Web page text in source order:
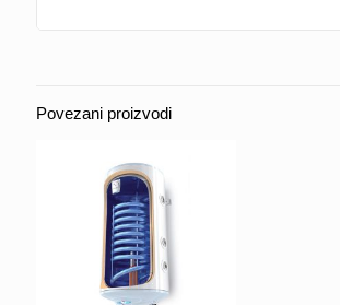
Povezani proizvodi